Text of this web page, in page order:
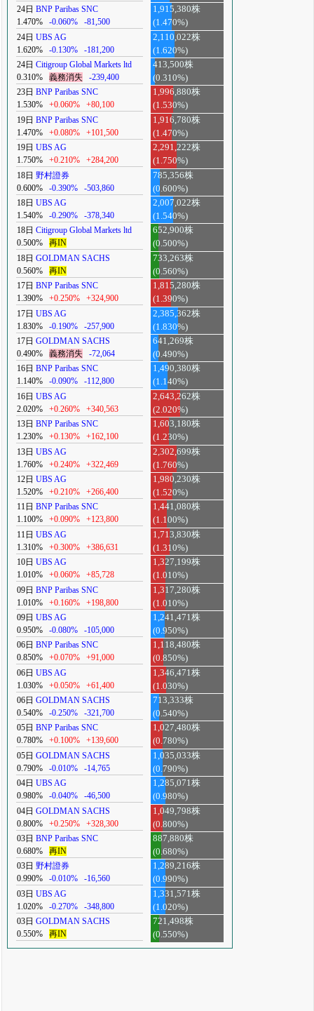
24日 BNP Paribas SNC
1.470%
-0.060% -81,500
1,915,380株
(1.470%)
24日 UBS AG
1.620%
-0.130% -181,200
2,110,022株
(1.620%)
24日 Citigroup Global Markets ltd
0.310%
義務消失 -239,400
413,500株
(0.310%)
23日 BNP Paribas SNC
1.530%
+0.060% +80,100
1,996,880株
(1.530%)
19日 BNP Paribas SNC
1.470%
+0.080% +101,500
1,916,780株
(1.470%)
19日 UBS AG
1.750%
+0.210% +284,200
2,291,222株
(1.750%)
18日 野村證券
0.600%
-0.390% -503,860
785,356株
(0.600%)
18日 UBS AG
1.540%
-0.290% -378,340
2,007,022株
(1.540%)
18日 Citigroup Global Markets ltd
0.500%
再IN
652,900株
(0.500%)
18日 GOLDMAN SACHS
0.560%
再IN
733,263株
(0.560%)
17日 BNP Paribas SNC
1.390%
+0.250% +324,900
1,815,280株
(1.390%)
17日 UBS AG
1.830%
-0.190% -257,900
2,385,362株
(1.830%)
17日 GOLDMAN SACHS
0.490%
義務消失 -72,064
641,269株
(0.490%)
16日 BNP Paribas SNC
1.140%
-0.090% -112,800
1,490,380株
(1.140%)
16日 UBS AG
2.020%
+0.260% +340,563
2,643,262株
(2.020%)
13日 BNP Paribas SNC
1.230%
+0.130% +162,100
1,603,180株
(1.230%)
13日 UBS AG
1.760%
+0.240% +322,469
2,302,699株
(1.760%)
12日 UBS AG
1.520%
+0.210% +266,400
1,980,230株
(1.520%)
11日 BNP Paribas SNC
1.100%
+0.090% +123,800
1,441,080株
(1.100%)
11日 UBS AG
1.310%
+0.300% +386,631
1,713,830株
(1.310%)
10日 UBS AG
1.010%
+0.060% +85,728
1,327,199株
(1.010%)
09日 BNP Paribas SNC
1.010%
+0.160% +198,800
1,317,280株
(1.010%)
09日 UBS AG
0.950%
-0.080% -105,000
1,241,471株
(0.950%)
06日 BNP Paribas SNC
0.850%
+0.070% +91,000
1,118,480株
(0.850%)
06日 UBS AG
1.030%
+0.050% +61,400
1,346,471株
(1.030%)
06日 GOLDMAN SACHS
0.540%
-0.250% -321,700
713,333株
(0.540%)
05日 BNP Paribas SNC
0.780%
+0.100% +139,600
1,027,480株
(0.780%)
05日 GOLDMAN SACHS
0.790%
-0.010% -14,765
1,035,033株
(0.790%)
04日 UBS AG
0.980%
-0.040% -46,500
1,285,071株
(0.980%)
04日 GOLDMAN SACHS
0.800%
+0.250% +328,300
1,049,798株
(0.800%)
03日 BNP Paribas SNC
0.680%
再IN
887,880株
(0.680%)
03日 野村證券
0.990%
-0.010% -16,560
1,289,216株
(0.990%)
03日 UBS AG
1.020%
-0.270% -348,800
1,331,571株
(1.020%)
03日 GOLDMAN SACHS
0.550%
再IN
721,498株
(0.550%)